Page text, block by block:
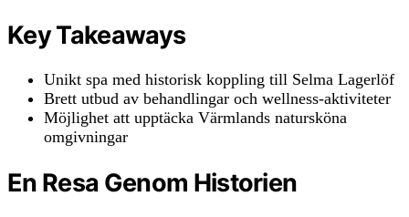
Key Takeaways
Unikt spa med historisk koppling till Selma Lagerlöf
Brett utbud av behandlingar och wellness-aktiviteter
Möjlighet att upptäcka Värmlands natursköna
omgivningar
En Resa Genom Historien